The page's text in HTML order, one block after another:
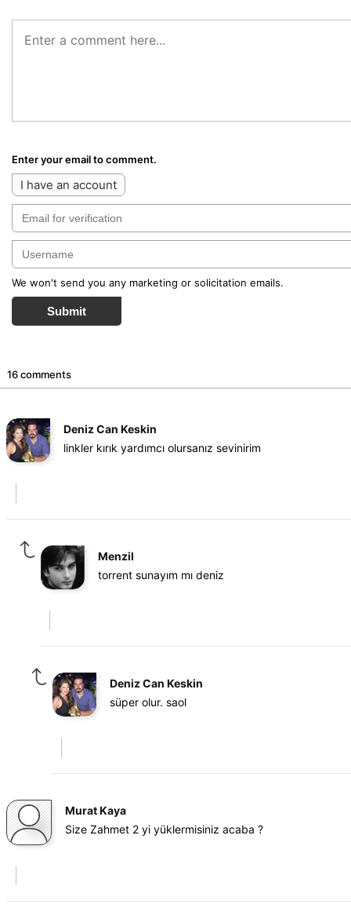
Enter your email to comment.
I have an account
We won't send you any marketing or solicitation emails.
Submit
16 comments
Deniz Can Keskin
linkler kırık yardımcı olursanız sevinirim
Menzil
torrent sunayım mı deniz
Deniz Can Keskin
süper olur. saol
Murat Kaya
Size Zahmet 2 yi yüklermisiniz acaba ?